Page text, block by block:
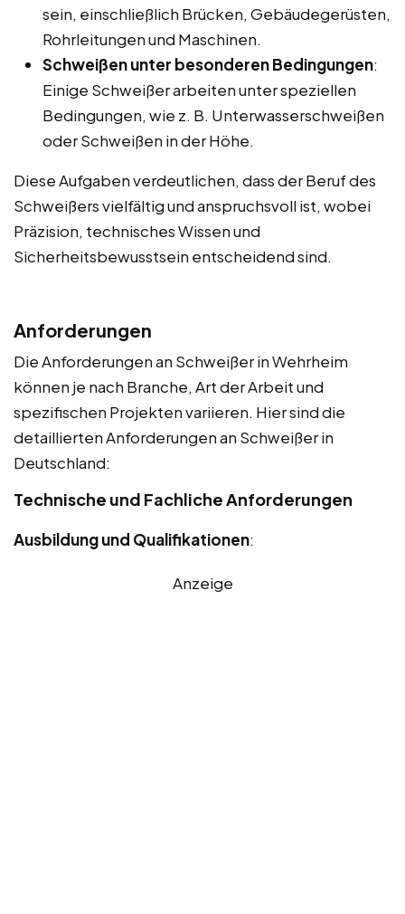
sein, einschließlich Brücken, Gebäudegerüsten,
Rohrleitungen und Maschinen.
Schweißen unter besonderen Bedingungen:
Einige Schweißer arbeiten unter speziellen
Bedingungen, wie z. B. Unterwasserschweißen
oder Schweißen in der Höhe.
Diese Aufgaben verdeutlichen, dass der Beruf des
Schweißers vielfältig und anspruchsvoll ist, wobei
Präzision, technisches Wissen und
Sicherheitsbewusstsein entscheidend sind.
Anforderungen
Die Anforderungen an Schweißer in Wehrheim
können je nach Branche, Art der Arbeit und
spezifischen Projekten variieren. Hier sind die
detaillierten Anforderungen an Schweißer in
Deutschland:
Technische und Fachliche Anforderungen
Ausbildung und Qualifikationen:
Anzeige